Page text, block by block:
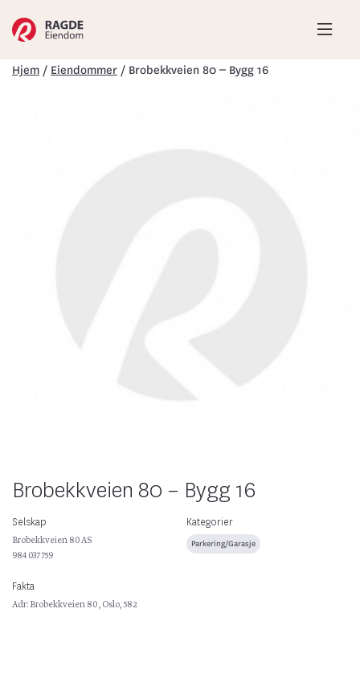
Hjem / Eiendommer / Brobekkveien 80 – Bygg 16
Brobekkveien 80 – Bygg 16
Selskap
Brobekkveien 80 AS
984 037 759
Kategorier
Parkering/Garasje
Fakta
Adr: Brobekkveien 80 , Oslo, 582